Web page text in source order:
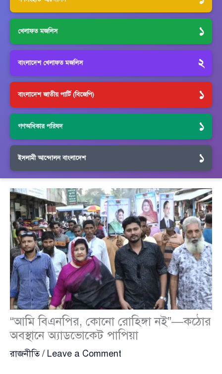
খেলাফত মজলিস ১
বাংলাদেশ খেলাফত মজলিস ২
বাংলাদেশ জাতীয় পার্টি (বিজেপি) ১
গণঅধিকার পরিষদ ১
ইসলামী আন্দোলন বাংলাদেশ ১
“আমি বিএনপির, কোনো রোহিঙ্গা নই”—কঠোর
অবস্থানে অ্যাডভোকেট পাপিয়া
রাজনীতি/ Leave a Comment